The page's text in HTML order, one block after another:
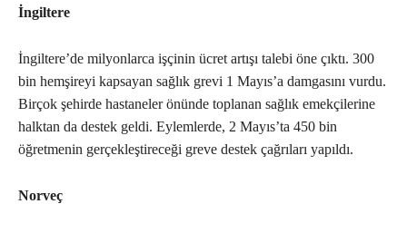
İngiltere
İngiltere’de milyonlarca işçinin ücret artışı talebi öne çıktı. 300
bin hemşireyi kapsayan sağlık grevi 1 Mayıs’a damgasını vurdu.
Birçok şehirde hastaneler önünde toplanan sağlık emekçilerine
halktan da destek geldi. Eylemlerde, 2 Mayıs’ta 450 bin
öğretmenin gerçekleştireceği greve destek çağrıları yapıldı.
Norveç